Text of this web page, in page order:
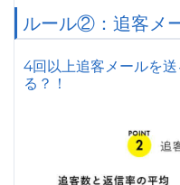
ルール②：追客メ
4回以上追客メールを
る？！